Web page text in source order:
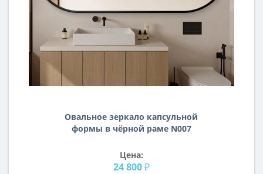
Овальное зеркало капсульной
формы в чёрной раме N007
Цена:
24 800 ₽